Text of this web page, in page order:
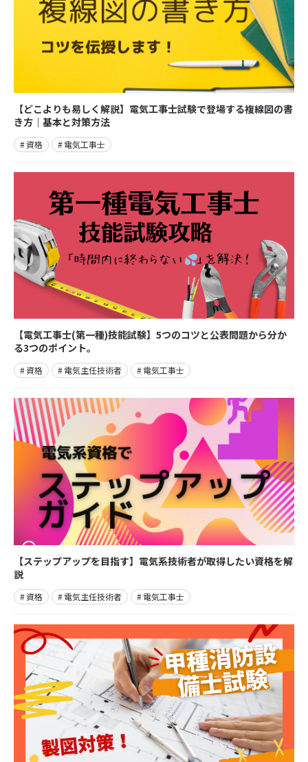
【どこよりも易しく解説】電気工事士試験で登場する複線図の書
き方｜基本と対策方法
資格 電気工事士
【電気工事士(第一種)技能試験】5つのコツと公表問題から分か
る3つのポイント。
資格 電気主任技術者 電気工事士
【ステップアップを目指す】電気系技術者が取得したい資格を解
説
資格 電気主任技術者 電気工事士